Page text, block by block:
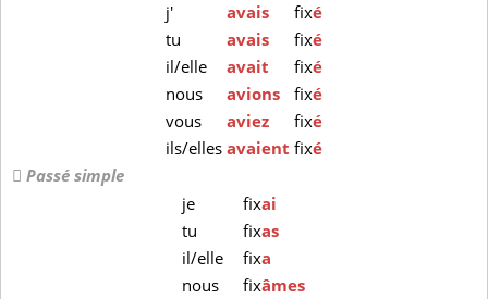
j'
avais fixé
tu
avais fixé
il/elle
avait fixé
nous
avions fixé
vous
aviez fixé
ils/ellesavaient fixé
Passé simple
je
fixai
tu
fixas
il/elle
fixa
nous
fixâmes